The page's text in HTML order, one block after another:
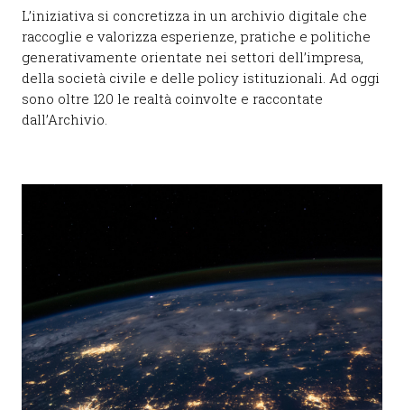
L’iniziativa si concretizza in un archivio digitale che
raccoglie e valorizza esperienze, pratiche e politiche
generativamente orientate nei settori dell’impresa,
della società civile e delle policy istituzionali. Ad oggi
sono oltre 120 le realtà coinvolte e raccontate
dall’Archivio.